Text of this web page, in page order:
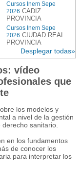
Cursos Inem Sepe
2026 CADIZ
PROVINCIA
Cursos Inem Sepe
2026 CIUDAD REAL
PROVINCIA
Desplegar todas»
vídeo
que
los modelos y
a nivel de la gestión
sanitario.
en los fundamentos
de conocer los
para interpretar los